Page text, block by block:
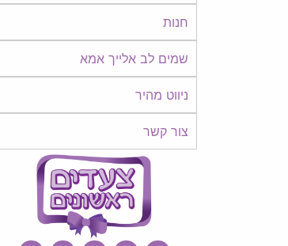
חנות
שמים לב אלייך אמא​​
ניווט מהיר
צור קשר